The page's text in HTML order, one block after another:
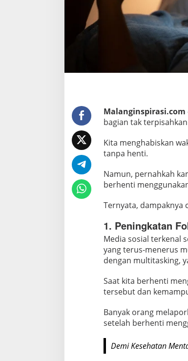
e
t
i
k
a
B
e
h
n
t
M
n
g
g
u
a
k
n
M
d
Malanginspirasi.com
bagian tak
Kita menghabiskan
tanpa henti.
Namun, pernahkah
berhenti
Ternyata, dampaknya
1. Peningkatan
Media sosial terkenal
yang terus-menerus
dengan multitasking,
Saat kita berhenti
tersebut dan
Banyak orang
setelah berhenti
Demi Kesehatan